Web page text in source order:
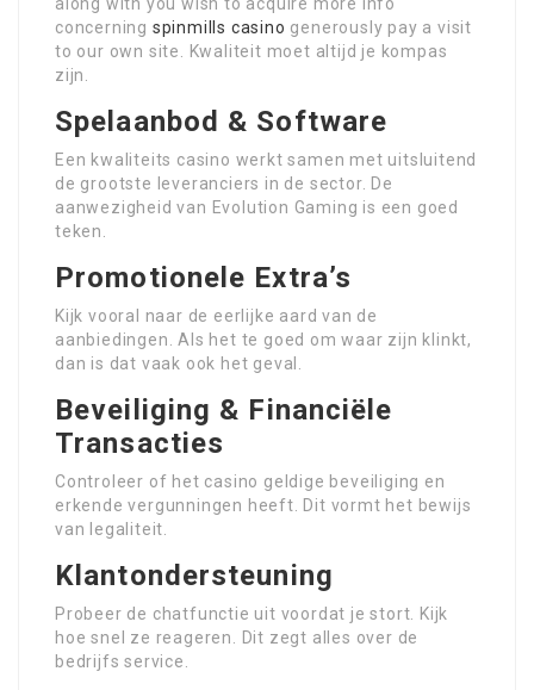
along with you wish to acquire more info
concerning spinmills casino generously pay a visit
to our own site. Kwaliteit moet altijd je kompas
zijn.
Spelaanbod & Software
Een kwaliteits casino werkt samen met uitsluitend
de grootste leveranciers in de sector. De
aanwezigheid van Evolution Gaming is een goed
teken.
Promotionele Extra’s
Kijk vooral naar de eerlijke aard van de
aanbiedingen. Als het te goed om waar zijn klinkt,
dan is dat vaak ook het geval.
Beveiliging & Financiële
Transacties
Controleer of het casino geldige beveiliging en
erkende vergunningen heeft. Dit vormt het bewijs
van legaliteit.
Klantondersteuning
Probeer de chatfunctie uit voordat je stort. Kijk
hoe snel ze reageren. Dit zegt alles over de
bedrijfs service.